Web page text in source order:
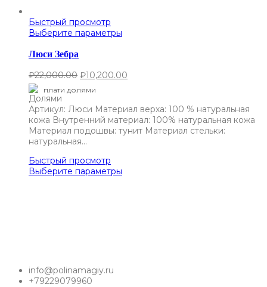
Быстрый просмотр
Выберите параметры
Люси Зебра
₽22,000.00 ₽10,200.00
плати долями
Артикул: Люси Материал верха: 100 % натуральная
кожа Внутренний материал: 100% натуральная кожа
Материал подошвы: тунит Материал стельки:
натуральная…
Быстрый просмотр
Выберите параметры
info@polinamagiy.ru
+79229079960